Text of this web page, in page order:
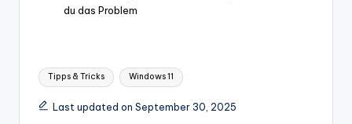
du das Problem
Tags:
Tipps & Tricks Windows 11
Last updated on September 30, 2025